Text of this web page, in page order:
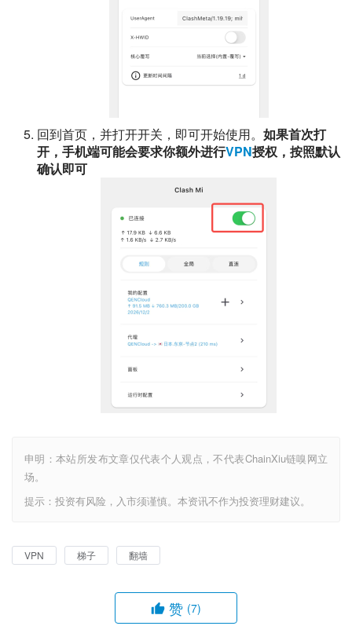
回到首页，并打开开关，即可开始使用。 如果首次打
开，手机端可能会要求你额外进行VPN授权，按照默认
确认即可
申明：本站所发布文章仅代表个人观点，不代表ChainXiu链嗅网立
场。
提示：投资有风险，入市须谨慎。本资讯不作为投资理财建议。
VPN 梯子 翻墙
赞 (7)